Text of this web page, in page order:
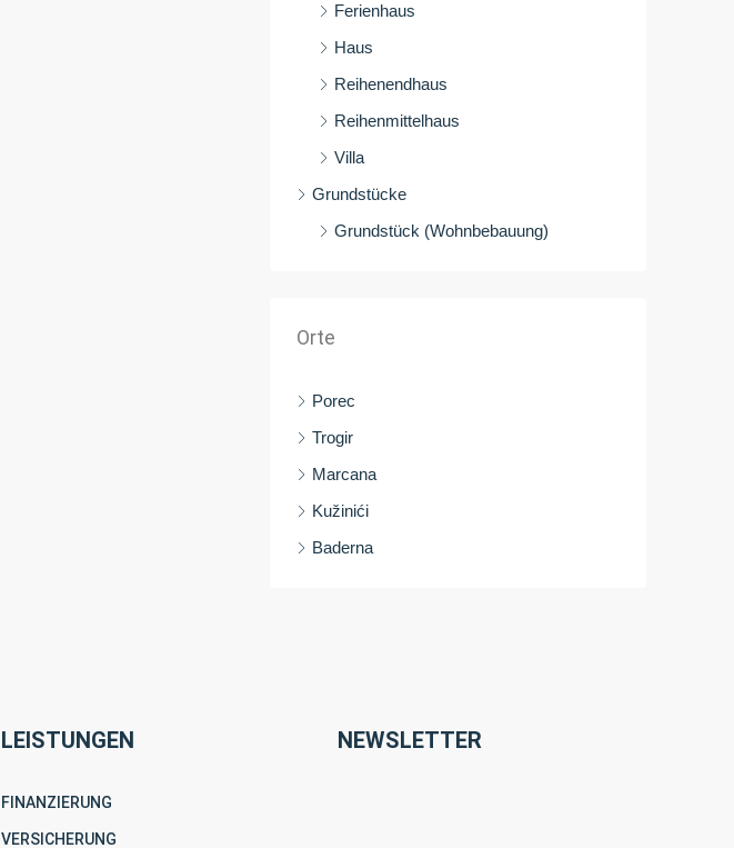
Ferienhaus
Haus
Reihenendhaus
Reihenmittelhaus
Villa
Grundstücke
Grundstück (Wohnbebauung)
Orte
Porec
Trogir
Marcana
Kužinići
Baderna
LEISTUNGEN
FINANZIERUNG
VERSICHERUNG
NEWSLETTER